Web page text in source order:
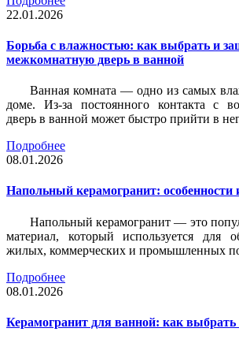
22.01.2026
Борьба с влажностью: как выбрать и
межкомнатную дверь в ванной
Ванная комната — одно из самых
доме. Из-за постоянного контакта с
дверь в ванной может быстро прийти в
Подробнее
08.01.2026
Напольный керамогранит: особенности
Напольный керамогранит — это
материал, который используется для
жилых, коммерческих и промышленных
Подробнее
08.01.2026
Керамогранит для ванной: как выбрать